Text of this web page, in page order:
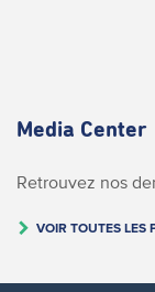
Media Center
Retrouvez nos
VOIR TOUTES LES